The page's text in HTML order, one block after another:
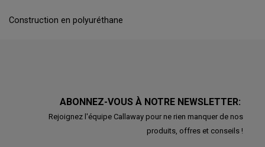
Construction en polyuréthane
ABONNEZ-VOUS À NOTRE NEWSLETTER:
Rejoignez l'équipe Callaway pour ne rien manquer de nos
produits, offres et conseils !